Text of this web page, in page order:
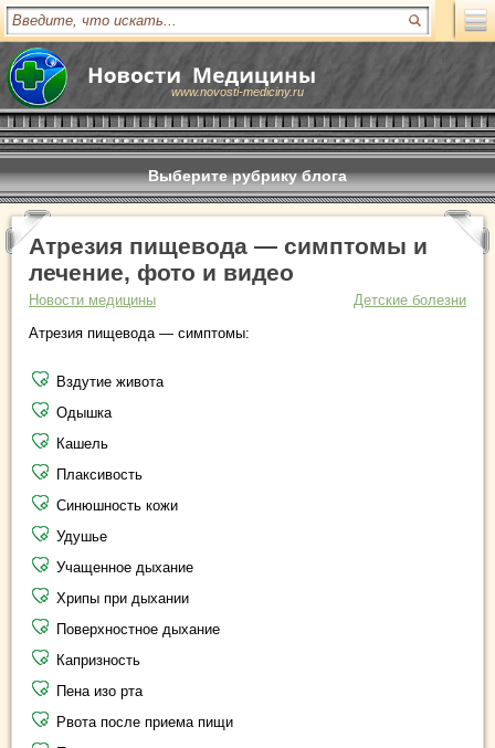
www.novosti-mediciny.ru
Выберите рубрику блога
Атрезия пищевода — симптомы и
лечение, фото и видео
Новости медицины
Детские болезни
Атрезия пищевода — симптомы:
Вздутие живота
Одышка
Кашель
Плаксивость
Синюшность кожи
Удушье
Учащенное дыхание
Хрипы при дыхании
Поверхностное дыхание
Капризность
Пена изо рта
Рвота после приема пищи